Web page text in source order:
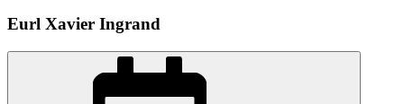
Eurl Xavier Ingrand